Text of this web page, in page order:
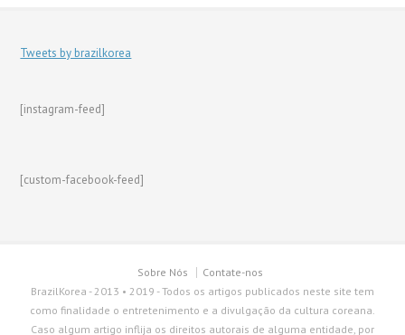
Tweets by brazilkorea
[instagram-feed]
[custom-facebook-feed]
Sobre Nós
Contate-nos
BrazilKorea - 2013 • 2019 - Todos os artigos publicados neste site tem
como finalidade o entretenimento e a divulgação da cultura coreana.
Caso algum artigo inflija os direitos autorais de alguma entidade, por